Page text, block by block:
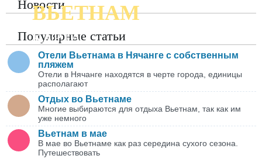
ВЬЕТНАМ
ПОДРОБНАЯ
КАРТА
Новости
Популярные статьи
Отели Вьетнама в Нячанге с собственным
пляжем
Отели в Нячанге находятся в черте города, единицы
располагают
Отдых во Вьетнаме
Многие выбираются для отдыха Вьетнам, так как им
уже немного
Вьетнам в мае
В мае во Вьетнаме как раз середина сухого сезона.
Путешествовать